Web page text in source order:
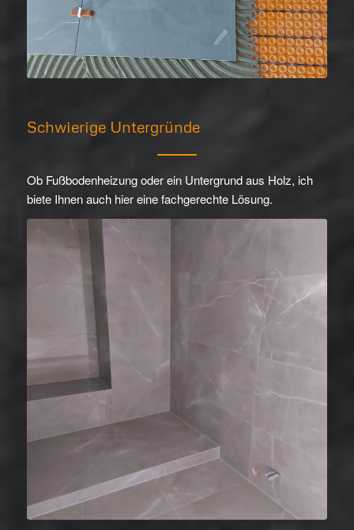
Schwierige Untergründe
Ob Fußbodenheizung oder ein Untergrund aus Holz, ich
biete Ihnen auch hier eine fachgerechte Lösung.